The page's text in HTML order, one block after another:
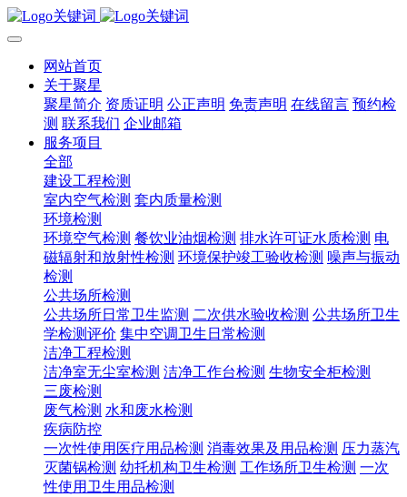
网站首页
关于聚星
聚星简介 资质证明 公正声明 免责声明 在线留言 预约检
测 联系我们 企业邮箱
服务项目
全部
建设工程检测
室内空气检测 套内质量检测
环境检测
环境空气检测 餐饮业油烟检测 排水许可证水质检测 电
磁辐射和放射性检测 环境保护竣工验收检测 噪声与振动
检测
公共场所检测
公共场所日常卫生监测 二次供水验收检测 公共场所卫生
学检测评价 集中空调卫生日常检测
洁净工程检测
洁净室无尘室检测 洁净工作台检测 生物安全柜检测
三废检测
废气检测 水和废水检测
疾病防控
一次性使用医疗用品检测 消毒效果及用品检测 压力蒸汽
灭菌锅检测 幼托机构卫生检测 工作场所卫生检测 一次
性使用卫生用品检测